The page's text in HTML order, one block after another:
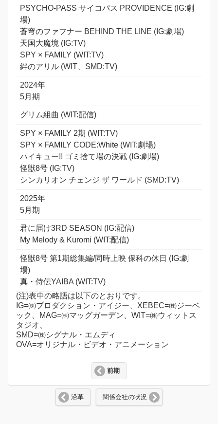
PSYCHO-PASS サイコパス PROVIDENCE (IG:劇
場)
蒼穹のファフナー BEHIND THE LINE (IG:劇場)
天国大魔境 (IG:TV)
SPY × FAMILY (WIT:TV)
絆のアリル (WIT、SMD:TV)
2024年
5月期
グリム組曲 (WIT:配信)
SPY × FAMILY 2期 (WIT:TV)
SPY × FAMILY CODE:White (WIT:劇場)
ハイキュー!! ゴミ捨て場の決戦 (IG:劇場)
怪獣8号 (IG:TV)
シンカリオン チェンジ ザ ワールド (SMD:TV)
2025年
5月期
君に届け3RD SEASON (IG:配信)
My Melody & Kuromi (WIT:配信)
怪獣8号 第1期総集編/同時上映 保科の休日 (IG:劇
場)
真・侍伝YAIBA (WIT:TV)
(注)表中の略語は以下のとおりです。
IG=㈱プロダクション・アイジー、XEBEC=㈱ジーベ
ック、MAG=㈱マッグガーデン、WIT=㈱ウィットス
タジオ、
SMD=㈱シグナル・エムディ
OVA=オリジナル・ビデオ・アニメーション
前期
沿革 関係会社の状況